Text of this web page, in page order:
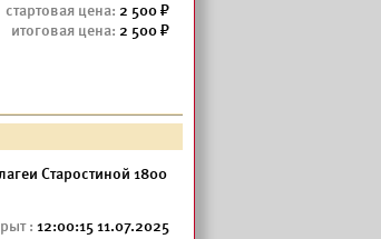
2 500
2 500
Старостиной 1800
12:00:15 11.07.2025